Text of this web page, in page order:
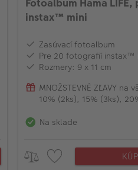
instax™ mini
Zasúvací fotoalbum
Pre 20 fotografií instax™
Rozmery: 9 x 11 cm
MNOŽSTEVNÉ ZĽAVY na
10% (2ks), 15% (3ks),
Na sklade